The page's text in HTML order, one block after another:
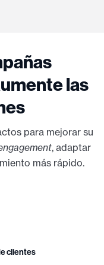
las
para mejorar su
, adaptar
más rápido.
clientes